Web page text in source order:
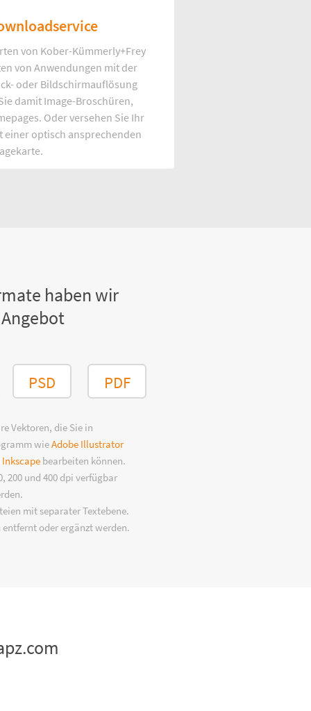
von Kober-Kümmerly+Frey
von Anwendungen mit der
oder Bildschirmauflösung
damit Image-Broschüren,
Oder versehen Sie Ihr
einer optisch ansprechenden
haben wir
PSD PDF
Vektoren, die Sie in
wieAdobe Illustrator
Inkscape bearbeiten können.
200 und 400 dpi verfügbar
mit separater Textebene.
oder ergänzt werden.